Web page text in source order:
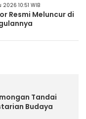
10:51 WIB
Resmi Meluncur di
Tandai
Budaya